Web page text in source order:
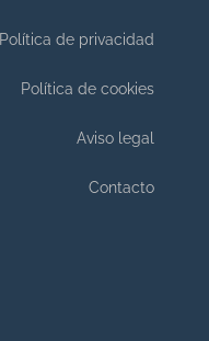
Política de privacidad
Política de cookies
Aviso legal
Contacto